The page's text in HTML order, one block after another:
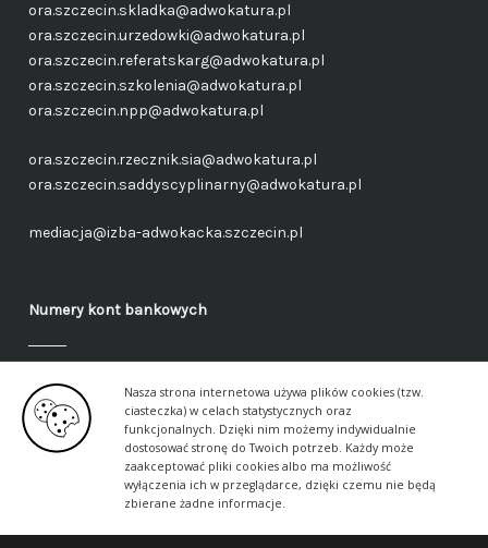
Nasza strona internetowa używa plików cookies (tzw.
ciasteczka) w celach statystycznych oraz
funkcjonalnych. Dzięki nim możemy indywidualnie
dostosować stronę do Twoich potrzeb. Każdy może
zaakceptować pliki cookies albo ma możliwość
wyłączenia ich w przeglądarce, dzięki czemu nie będą
zbierane żadne informacje.
ora.szczecin.skladka@adwokatura.pl
ora.szczecin.urzedowki@adwokatura.pl
ora.szczecin.referatskarg@adwokatura.pl
ora.szczecin.szkolenia@adwokatura.pl
ora.szczecin.npp@adwokatura.pl
ora.szczecin.rzecznik.sia@adwokatura.pl
ora.szczecin.saddyscyplinarny@adwokatura.pl
mediacja@izba-adwokacka.szczecin.pl
Numery kont bankowych
Fundusz administracyjny – ogólny
40 1050 1559 1000 0090 3288 6591
Fundusz aplikancki – ogólny
17 1050 1559 1000 0090 3288 6617